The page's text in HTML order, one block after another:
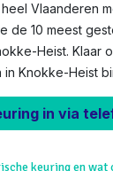
Vlaanderen
de 10 meest
Heist. Klaar
in Knokke-Heist
in via
keuring en